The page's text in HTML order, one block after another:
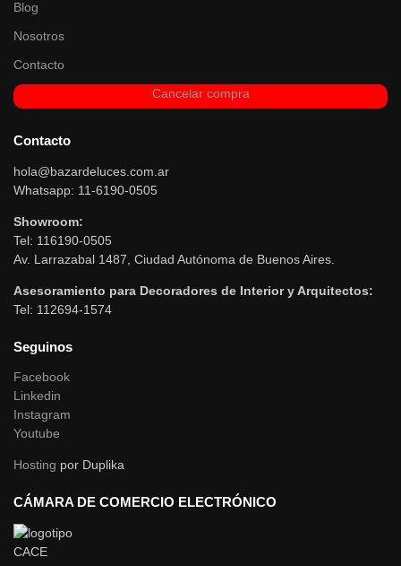
Blog
Nosotros
Contacto
Cancelar compra
Contacto
hola@bazardeluces.com.ar
Whatsapp: 11-6190-0505
Showroom:
Tel: 116190-0505
Av. Larrazabal 1487, Ciudad Autónoma de Buenos Aires.
Asesoramiento para Decoradores de Interior y Arquitectos:
Tel: 112694-1574
Seguinos
Facebook
Linkedin
Instagram
Youtube
Hosting por Duplika
CÁMARA DE COMERCIO ELECTRÓNICO